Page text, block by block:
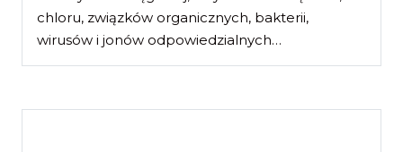
chloru, związków organicznych, bakterii,
wirusów i jonów odpowiedzialnych…